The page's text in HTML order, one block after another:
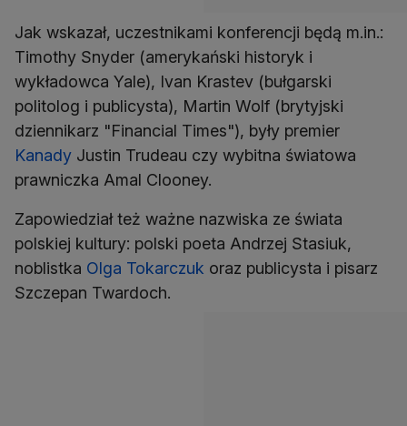
Jak wskazał, uczestnikami konferencji będą m.in.:
Timothy Snyder (amerykański historyk i
wykładowca Yale), Ivan Krastev (bułgarski
politolog i publicysta), Martin Wolf (brytyjski
dziennikarz "Financial Times"), były premier
Kanady Justin Trudeau czy wybitna światowa
prawniczka Amal Clooney.
Zapowiedział też ważne nazwiska ze świata
polskiej kultury: polski poeta Andrzej Stasiuk,
noblistka Olga Tokarczuk oraz publicysta i pisarz
Szczepan Twardoch.